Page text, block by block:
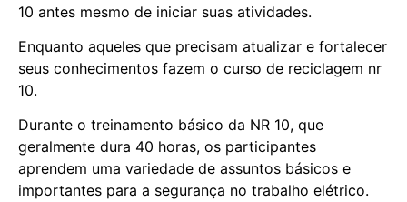
10 antes mesmo de iniciar suas atividades.
Enquanto aqueles que precisam atualizar e fortalecer
seus conhecimentos fazem o curso de reciclagem nr
10.
Durante o treinamento básico da NR 10, que
geralmente dura 40 horas, os participantes
aprendem uma variedade de assuntos básicos e
importantes para a segurança no trabalho elétrico.